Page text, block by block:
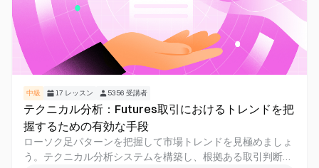
中級 17 レッスン 5356 受講者
テクニカル分析：Futures取引におけるトレンドを把
握するための有効な手段
ローソク足パターンを把握して市場トレンドを見極めましょ
う。テクニカル分析システムを構築し、根拠ある取引判断に